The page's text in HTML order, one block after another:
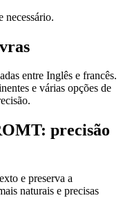
necessário.
entre Inglês e francês.
e várias opções de
precisão
e preserva a
naturais e precisas